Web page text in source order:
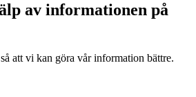
av informationen på
att vi kan göra vår information bättre.